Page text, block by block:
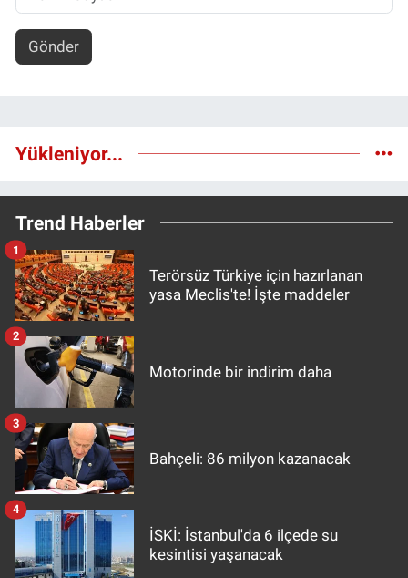
Gönder
Yükleniyor...
Trend Haberler
Terörsüz Türkiye için hazırlanan
yasa Meclis'te! İşte maddeler
1
Motorinde bir indirim daha
2
Bahçeli: 86 milyon kazanacak
3
İSKİ: İstanbul'da 6 ilçede su
kesintisi yaşanacak
4